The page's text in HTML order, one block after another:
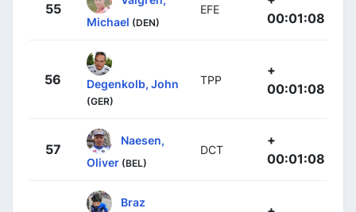
55
Michael (DEN)
EFE
00:01:08
56 Degenkolb, John
(GER)
TPP
+
00:01:08
57
Naesen,
Oliver (BEL)
DCT
+
00:01:08
Braz